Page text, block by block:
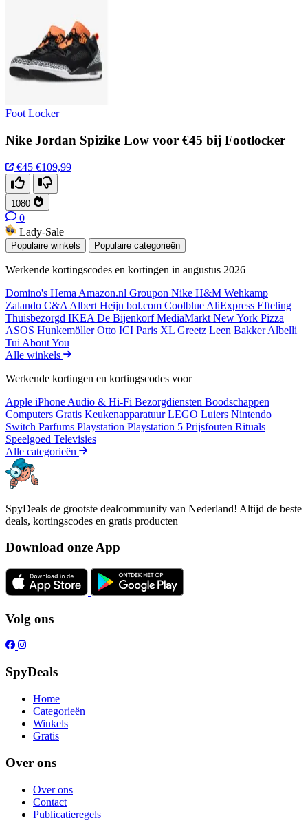
Foot Locker
Nike Jordan Spizike Low voor €45 bij Footlocker
€45 €109,99
1080
0
Lady-Sale
Populaire winkels Populaire categorieën
Werkende kortingscodes en kortingen in augustus 2026
Domino's Hema Amazon.nl Groupon Nike H&M Wehkamp
Zalando C&A Albert Heijn bol.com Coolblue AliExpress Efteling
Thuisbezorgd IKEA De BijenkorfMediaMarkt New York Pizza
ASOS HunkemöllerOtto ICI Paris XL Greetz Leen BakkerAlbelli
Tui About You
Alle winkels
Werkende kortingen en kortingscodes voor
Apple iPhone Audio & Hi-Fi Bezorgdiensten Boodschappen
Computers Gratis KeukenapparatuurLEGO Luiers Nintendo
Switch Parfums Playstation Playstation 5 Prijsfouten Rituals
Speelgoed Televisies
Alle categorieën
SpyDeals de grootste dealcommunity van Nederland! Altijd de beste
deals, kortingscodes en gratis producten
Download onze App
Volg ons
SpyDeals
Home
Categorieën
Winkels
Gratis
Over ons
Over ons
Contact
Publicatieregels